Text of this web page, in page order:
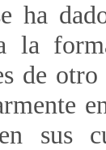
ha
la
de
sus